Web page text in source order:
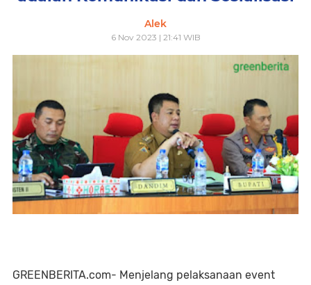
Alek
6 Nov 2023 | 21:41 WIB
GREENBERITA.com- Menjelang pelaksanaan event